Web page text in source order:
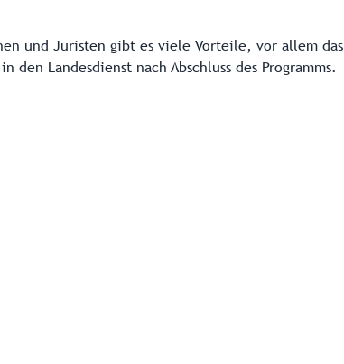
und Juristen gibt es viele Vorteile, vor allem das
Landesdienst nach Abschluss des Programms.